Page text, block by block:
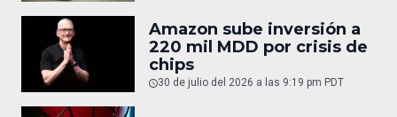
Amazon sube inversión a
220 mil MDD por crisis de
chips
30 de julio del 2026 a las 9:19 pm PDT